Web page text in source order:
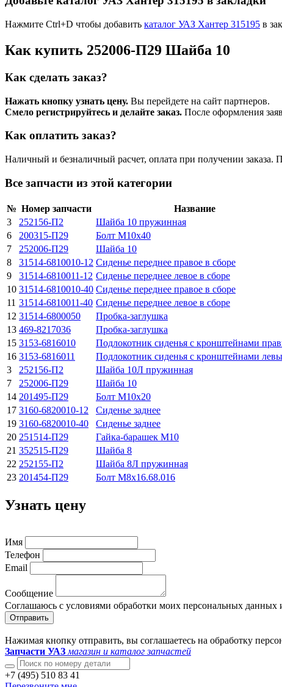
Нажмите Ctrl+D чтобы добавить каталог УАЗ Хантер 315195 в
Как купить 252006-П29 Шайба 10
Как сделать заказ?
Нажать кнопку узнать цену. Вы перейдете на сайт партнеров.
Смело регистрируйтесь и делайте заказ. После оформления
Как оплатить заказ?
Наличный и безналичный расчет, оплата при получении заказа.
Все запчасти из этой категории
№ Номер запчасти Название
3
252156-П2 Шайба 10 пpужинная
6
200315-П29 Болт М10х40
7
252006-П29 Шайба 10
8
31514-6810010-12 Сиденье переднее правое в сборе
9
31514-6810011-12 Сиденье переднее левое в сборе
10 31514-6810010-40 Сиденье переднее правое в сборе
11 31514-6810011-40 Сиденье переднее левое в сборе
12 31514-6800050 Пробка-заглушка
13 469-8217036 Пробка-заглушка
15 3153-6816010 Подлокотник сиденья с кронштейнами
16 3153-6816011 Подлокотник сиденья с кронштейнами
3
252156-П2 Шайба 10Л пружинная
7
252006-П29 Шайба 10
14 201495-П29 Болт М10х20
17 3160-6820010-12 Сиденье заднее
19 3160-6820010-40 Сиденье заднее
20 251514-П29 Гайка-барашек М10
21 352515-П29 Шайба 8
22 252155-П2 Шайба 8Л пружинная
23 201454-П29 Болт М8х16.68.016
Узнать цену
Имя
Телефон
Email
Сообщение
Соглашаюсь с условиями обработки моих персональных данных
Отправить
Нажимая кнопку отправить, вы соглашаетесь на обработку
Запчасти УАЗ магазин и каталог запчастей
+7 (495) 510 83 41